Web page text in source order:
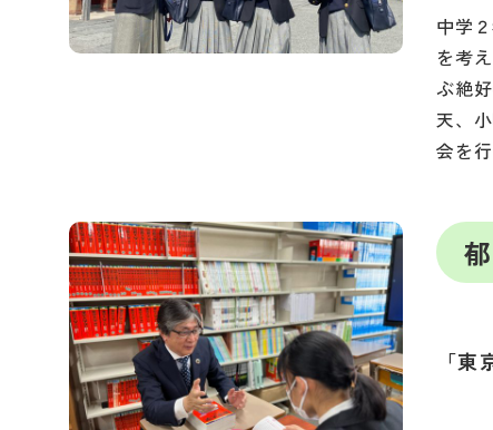
中学
を考
ぶ絶
天、
会を
「